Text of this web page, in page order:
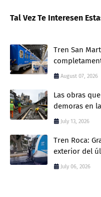
Tal Vez Te Interesen
Tren San
August 07, 2026
Las obras
demoras en
July 13, 2026
Tren Roca:
exterior del
July 06, 2026